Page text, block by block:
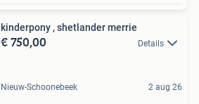
kinderpony , shetlander merrie
€ 750,00 Details
Nieuw-Schoonebeek 2 aug 26